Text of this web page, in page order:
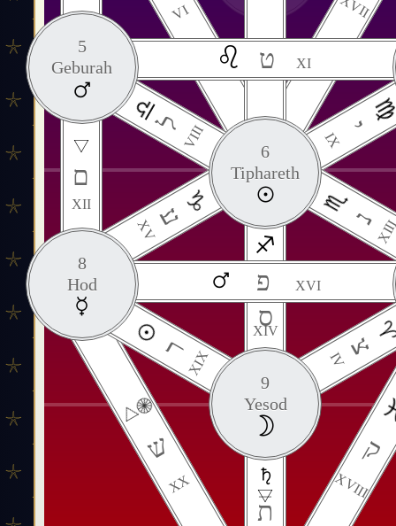
XVII
VI
י
IX
ל
VIII
ט XI
5
Geburah
ם
XII
6
Tiphareth
נ ע
XV
ס
XIV
8
Hod
פ XVI
רXIX
צ
IV
ק
XVIII
ש
XX
9
Yesod
ת